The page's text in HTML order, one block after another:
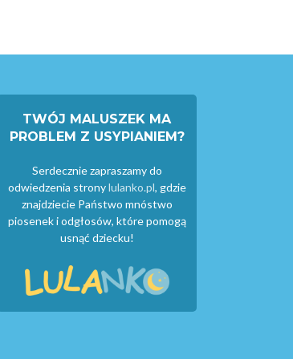
TWÓJ MALUSZEK MA
PROBLEM Z USYPIANIEM?
Serdecznie zapraszamy do
odwiedzenia stronylulanko.pl, gdzie
znajdziecie Państwo mnóstwo
piosenek i odgłosów, które pomogą
usnąć dziecku!